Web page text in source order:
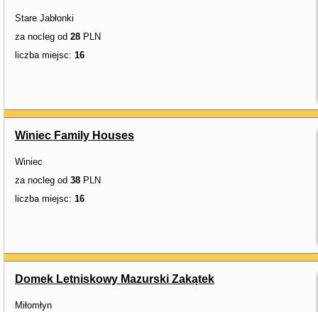
Stare Jabłonki
za nocleg od 28 PLN
liczba miejsc: 16
Winiec Family Houses
Winiec
za nocleg od 38 PLN
liczba miejsc: 16
Domek Letniskowy Mazurski Zakątek
Miłomłyn